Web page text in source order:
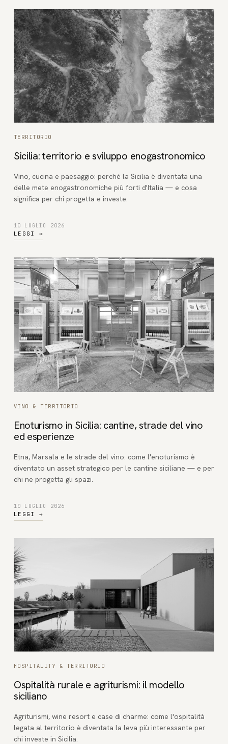
TERRITORIO
Sicilia: territorio e sviluppo enogastronomico
Vino, cucina e paesaggio: perché la Sicilia è diventata una
delle mete enogastronomiche più forti d'Italia — e cosa
significa per chi progetta e investe.
10 LUGLIO 2026
LEGGI →
VINO & TERRITORIO
Enoturismo in Sicilia: cantine, strade del vino
ed esperienze
Etna, Marsala e le strade del vino: come l'enoturismo è
diventato un asset strategico per le cantine siciliane — e per
chi ne progetta gli spazi.
10 LUGLIO 2026
LEGGI →
HOSPITALITY & TERRITORIO
Ospitalità rurale e agriturismi: il modello
siciliano
Agriturismi, wine resort e case di charme: come l'ospitalità
legata al territorio è diventata la leva più interessante per
chi investe in Sicilia.